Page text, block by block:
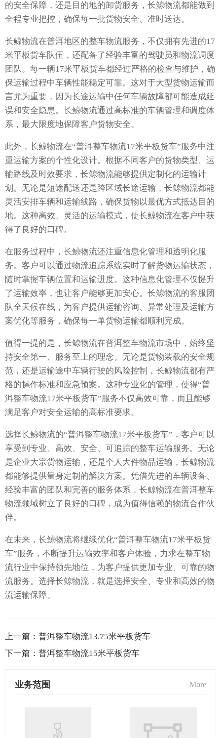
的安全保障，还是目的地的卸货服务，长鲸物流都能做到
全程专业把控，确保每一批货物安全、准时送达。
长鲸物流在普洱地区的整车物流服务，不仅拥有先进的17
米平板货车队伍，还配备了经验丰富的驾驶员和物流调度
团队。每一辆17米平板货车都经过严格的检查与维护，确
保运输过程中车辆性能稳定可靠。这对于大型货物运输而
言尤为重要，因为长途运输中任何车辆故障都可能造成延
误和安全隐患。长鲸物流通过高标准的车辆管理和调度体
系，最大限度地保障客户货物安全。
此外，长鲸物流在“普洱整车物流17米平板货车”服务中注
重运输方案的个性化设计。根据不同客户的货物类型、运
输路线及时效要求，长鲸物流能够提供定制化的运输计
划。无论是短途配送还是跨区域长途运输，长鲸物流都能
灵活安排车辆和运输线路，确保货物以最优方式抵达目的
地。这种高效、灵活的运输模式，使长鲸物流在客户中获
得了良好的口碑。
在服务过程中，长鲸物流还注重信息化管理和透明化服
务。客户可以通过物流追踪系统实时了解货物运输状态，
随时掌握车辆位置和运输进度。这种信息化管理不仅提升
了运输效率，也让客户能够更加安心。长鲸物流的客服团
队全天候在线，为客户提供运输咨询、异常处理及运输方
案优化等服务，确保每一单货物运输都顺利完成。
值得一提的是，长鲸物流在普洱整车物流市场中，始终坚
持安全第一、服务至上的理念。无论是货物装载的安全规
范，还是运输途中车辆行驶的风险控制，长鲸物流都有严
格的操作标准和应急预案。这种专业化的管理，使得“普
洱整车物流17米平板货车”服务不仅高效可靠，而且能够
满足客户对安全运输的高标准要求。
选择长鲸物流的“普洱整车物流17米平板货车”，客户可以
享受到专业、高效、安全、可追踪的整车运输服务。无论
是企业大宗货物运输，还是个人大件物品运输，长鲸物流
都能够提供量身定制的解决方案。凭借先进的车辆设备、
经验丰富的团队和完善的服务体系，长鲸物流在普洱整车
物流领域树立了良好的口碑，成为值得信赖的物流合作伙
伴。
在未来，长鲸物流将继续优化“普洱整车物流17米平板货
车”服务，不断提升运输效率和客户体验，力求在整车物
流行业中保持领先地位，为客户提供更加专业、可靠的物
流服务。选择长鲸物流，就是选择安全、专业和高效的物
流运输保障。
上一篇： 普洱整车物流13.75米平板货车
下一篇： 普洱整车物流15米平板货车
业务范围 More